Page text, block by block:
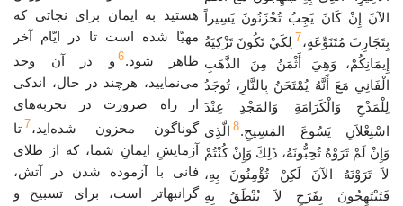
الآنَ إِنْ كَانَ يَجِبُ تُحْزَنُونَ يَسِيراً
بِتَجَارِبَ مُتَنَوِّعَةٍ،7 لِكَيْ تَكُونَ تَزْكِيَةُ
إِيمَانِكُمْ، وَهِيَ أَثْمَنُ مِنَ الذَّهَبِ
الْفَانِي مَعَ أَنَّهُ يُمْتَحَنُ بِالنَّارِ، تُوجَدُ
لِلْمَدْحِ وَالْكَرَامَةِ وَالمَجْدِ عِنْدَ
اسْتِعْلاَنِ يَسُوعَ المَسِيحِ.8 الَّذِي
وَإِنْ لَمْ تَرَوْهُ تُحِبُّونَهُ، ذَلِكَ وَإِنْ كُنْتُمْ
لاَ تَرَوْنَهُ الآنَ لَكِنْ تُؤْمِنُونَ بِهِ،
فَتَبْتَهِجُونَ بِفَرَحٍ لاَ يُنْطَقُ بِهِ
هستید به ایمان برای نجاتی که
مهیّا شده است تا در ایّام آخر
ظاهر شود.6 و در آن وجد
می‌نمایید، هرچند در حال، اندکی
از راه ضرورت در تجربه‌های
گوناگون محزون شده‌اید،7 تا
آزمایشِ ایمانِ شما، که از طلای
فانی با آزموده شدن در آتش،
گرانبهاتر است، برای تسبیح و